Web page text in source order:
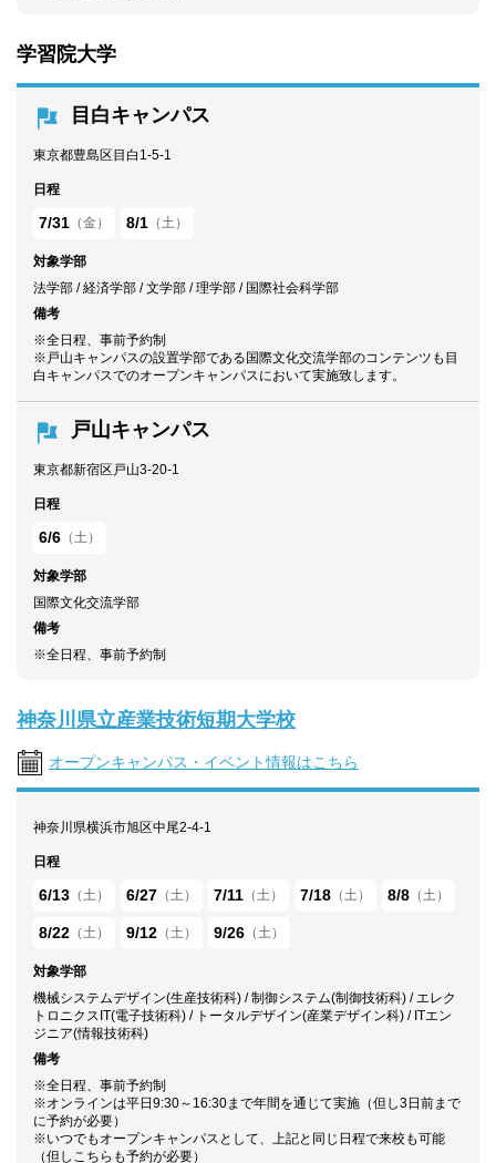
学習院大学
目白キャンパス
東京都豊島区目白1-5-1
日程
7/31 （金） 8/1 （土）
対象学部
法学部 / 経済学部 / 文学部 / 理学部 / 国際社会科学部
備考
※全日程、事前予約制
※戸山キャンパスの設置学部である国際文化交流学部のコンテンツも目
白キャンパスでのオープンキャンパスにおいて実施致します。
戸山キャンパス
東京都新宿区戸山3-20-1
日程
6/6 （土）
対象学部
国際文化交流学部
備考
※全日程、事前予約制
神奈川県立産業技術短期大学校
オープンキャンパス・イベント情報はこちら
神奈川県横浜市旭区中尾2-4-1
日程
6/13 （土） 6/27 （土） 7/11 （土） 7/18 （土） 8/8 （土）
8/22 （土） 9/12 （土） 9/26 （土）
対象学部
機械システムデザイン(生産技術科) / 制御システム(制御技術科) / エレク
トロニクスIT(電子技術科) / トータルデザイン(産業デザイン科) / ITエン
ジニア(情報技術科)
備考
※全日程、事前予約制
※オンラインは平日9:30～16:30まで年間を通じて実施（但し3日前まで
に予約が必要）
※いつでもオープンキャンパスとして、上記と同じ日程で来校も可能
（但しこちらも予約が必要）